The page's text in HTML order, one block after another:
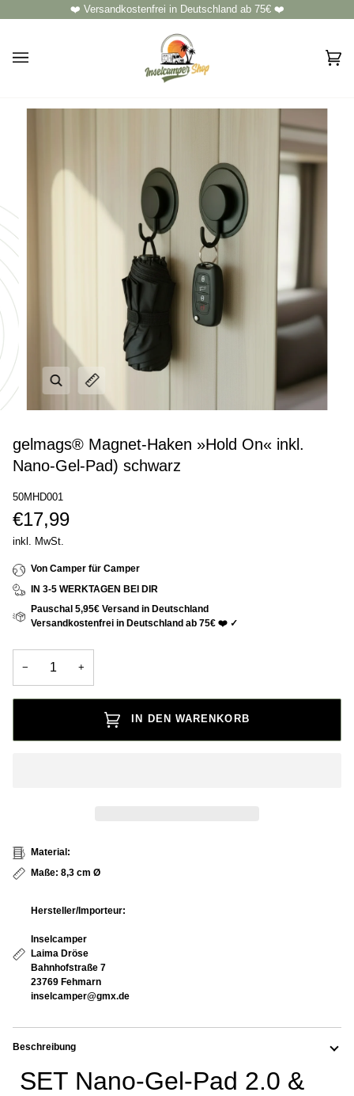
zum
❤️ Versandkostenfrei in Deutschland ab 75€ ❤️
(0)
gelmags® Magnet-Haken »Hold On« inkl.
Nano-Gel-Pad) schwarz
50MHD001
€17,99
inkl. MwSt.
Von Camper für Camper
IN 3-5 WERKTAGEN BEI DIR
Pauschal 5,95€ Versand in Deutschland
Versandkostenfrei in Deutschland ab 75€ ❤️ ✓
− +
IN DEN WARENKORB
Material:
Maße: 8,3 cm Ø
Hersteller/Importeur:
Inselcamper
Laima Dröse
Bahnhofstraße 7
23769 Fehmarn
inselcamper@gmx.de
Beschreibung
SET Nano-Gel-Pad 2.0 &